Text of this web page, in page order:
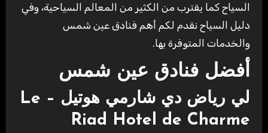
السياح كما يقترب من الكثير من المعالم السياحية، وفي
دليل السياح نقدم لكم أهم فنادق عين شمس
والخدمات المتوفرة بها.
أفضل فنادق عين شمس
لي رياض دي شارمي هوتيل – Le
Riad Hotel de Charme